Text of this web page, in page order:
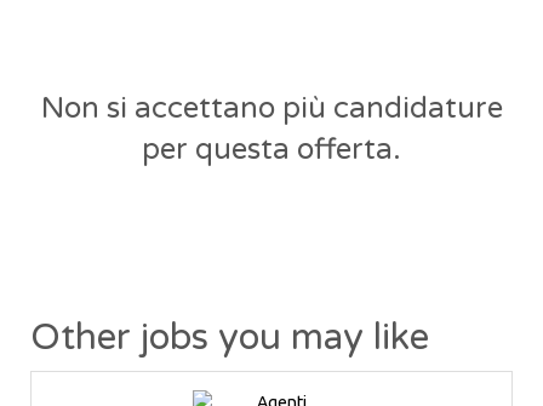
Non si accettano più candidature
per questa offerta.
Other jobs you may like